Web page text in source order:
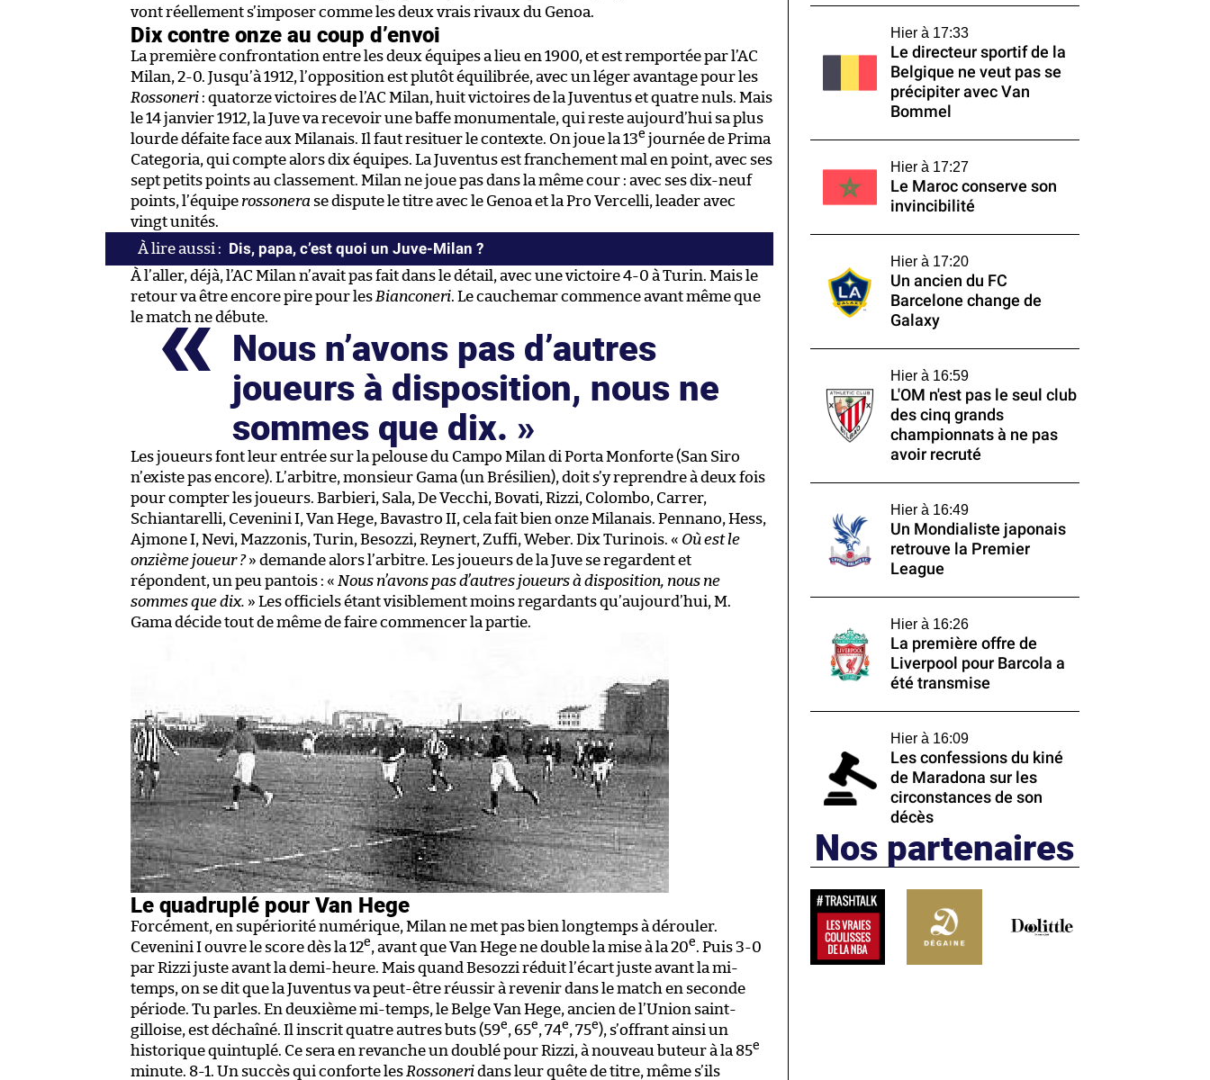
vont réellement s’imposer comme les deux vrais rivaux du Genoa.
Dix contre onze au coup d’envoi
La première confrontation entre les deux équipes a lieu en 1900, et est remportée par l’AC
Milan, 2-0. Jusqu’à 1912, l’opposition est plutôt équilibrée, avec un léger avantage pour les
Rossoneri : quatorze victoires de l’AC Milan, huit victoires de la Juventus et quatre nuls. Mais
le 14 janvier 1912, la Juve va recevoir une baffe monumentale, qui reste aujourd’hui sa plus
lourde défaite face aux Milanais. Il faut resituer le contexte. On joue la 13e journée de Prima
Categoria, qui compte alors dix équipes. La Juventus est franchement mal en point, avec ses
sept petits points au classement. Milan ne joue pas dans la même cour : avec ses dix-neuf
points, l’équipe rossonera se dispute le titre avec le Genoa et la Pro Vercelli, leader avec
vingt unités.
Dis, papa, c’est quoi un Juve-Milan ?
À l’aller, déjà, l’AC Milan n’avait pas fait dans le détail, avec une victoire 4-0 à Turin. Mais le
retour va être encore pire pour les Bianconeri. Le cauchemar commence avant même que
le match ne débute.
Nous n’avons pas d’autres
joueurs à disposition, nous ne
sommes que dix.
Les joueurs font leur entrée sur la pelouse du Campo Milan di Porta Monforte (San Siro
n’existe pas encore). L’arbitre, monsieur Gama (un Brésilien), doit s’y reprendre à deux fois
pour compter les joueurs. Barbieri, Sala, De Vecchi, Bovati, Rizzi, Colombo, Carrer,
Schiantarelli, Cevenini I, Van Hege, Bavastro II, cela fait bien onze Milanais. Pennano, Hess,
Ajmone I, Nevi, Mazzonis, Turin, Besozzi, Reynert, Zuffi, Weber. Dix Turinois. « Où est le
onzième joueur ?» demande alors l’arbitre. Les joueurs de la Juve se regardent et
répondent, un peu pantois : « Nous n’avons pas d’autres joueurs à disposition, nous ne
sommes que dix. » Les officiels étant visiblement moins regardants qu’aujourd’hui, M.
Gama décide tout de même de faire commencer la partie.
Le quadruplé pour Van Hege
Forcément, en supériorité numérique, Milan ne met pas bien longtemps à dérouler.
Cevenini I ouvre le score dès la 12e, avant que Van Hege ne double la mise à la 20e. Puis 3-0
par Rizzi juste avant la demi-heure. Mais quand Besozzi réduit l’écart juste avant la mi-
temps, on se dit que la Juventus va peut-être réussir à revenir dans le match en seconde
période. Tu parles. En deuxième mi-temps, le Belge Van Hege, ancien de l’Union saint-
gilloise, est déchaîné. Il inscrit quatre autres buts (59e, 65e, 74e, 75e), s’offrant ainsi un
historique quintuplé. Ce sera en revanche un doublé pour Rizzi, à nouveau buteur à la 85e
minute. 8-1. Un succès qui conforte les Rossoneridans leur quête de titre, même s’ils
Hier à 17:33
Le directeur sportif de la
Belgique ne veut pas se
précipiter avec Van
Bommel
Hier à 17:27
Le Maroc conserve son
invincibilité
Hier à 17:20
Un ancien du FC
Barcelone change de
Galaxy
Hier à 16:59
L'OM n'est pas le seul club
des cinq grands
championnats à ne pas
avoir recruté
Hier à 16:49
Un Mondialiste japonais
retrouve la Premier
League
Hier à 16:26
La première offre de
Liverpool pour Barcola a
été transmise
Hier à 16:09
Les confessions du kiné
de Maradona sur les
circonstances de son
décès
Nos partenaires